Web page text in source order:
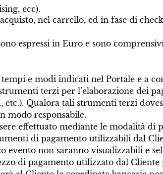
ecc).
nel carrello, ed in fase di
espressi in Euro e sono
e modi indicati nel Portale e a
terzi per l’elaborazione dei
Qualora tali strumenti terzi
modo responsabile.
effettuato mediante le modalità di
di pagamento utilizzabili dal
non saranno visualizzabili e
di pagamento utilizzato dal